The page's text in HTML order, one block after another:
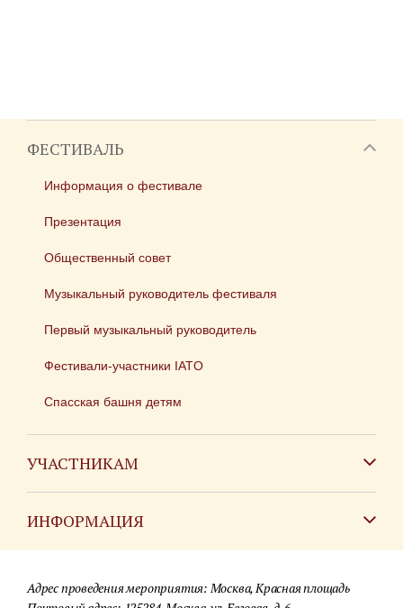
ФЕСТИВАЛЬ
Информация о фестивале
Презентация
Общественный совет
Музыкальный руководитель фестиваля
Первый музыкальный руководитель
Фестивали-участники IATO
Спасская башня детям
УЧАСТНИКАМ
ИНФОРМАЦИЯ
Для СМИ
Адрес проведения мероприятия: Москва, Красная площадь